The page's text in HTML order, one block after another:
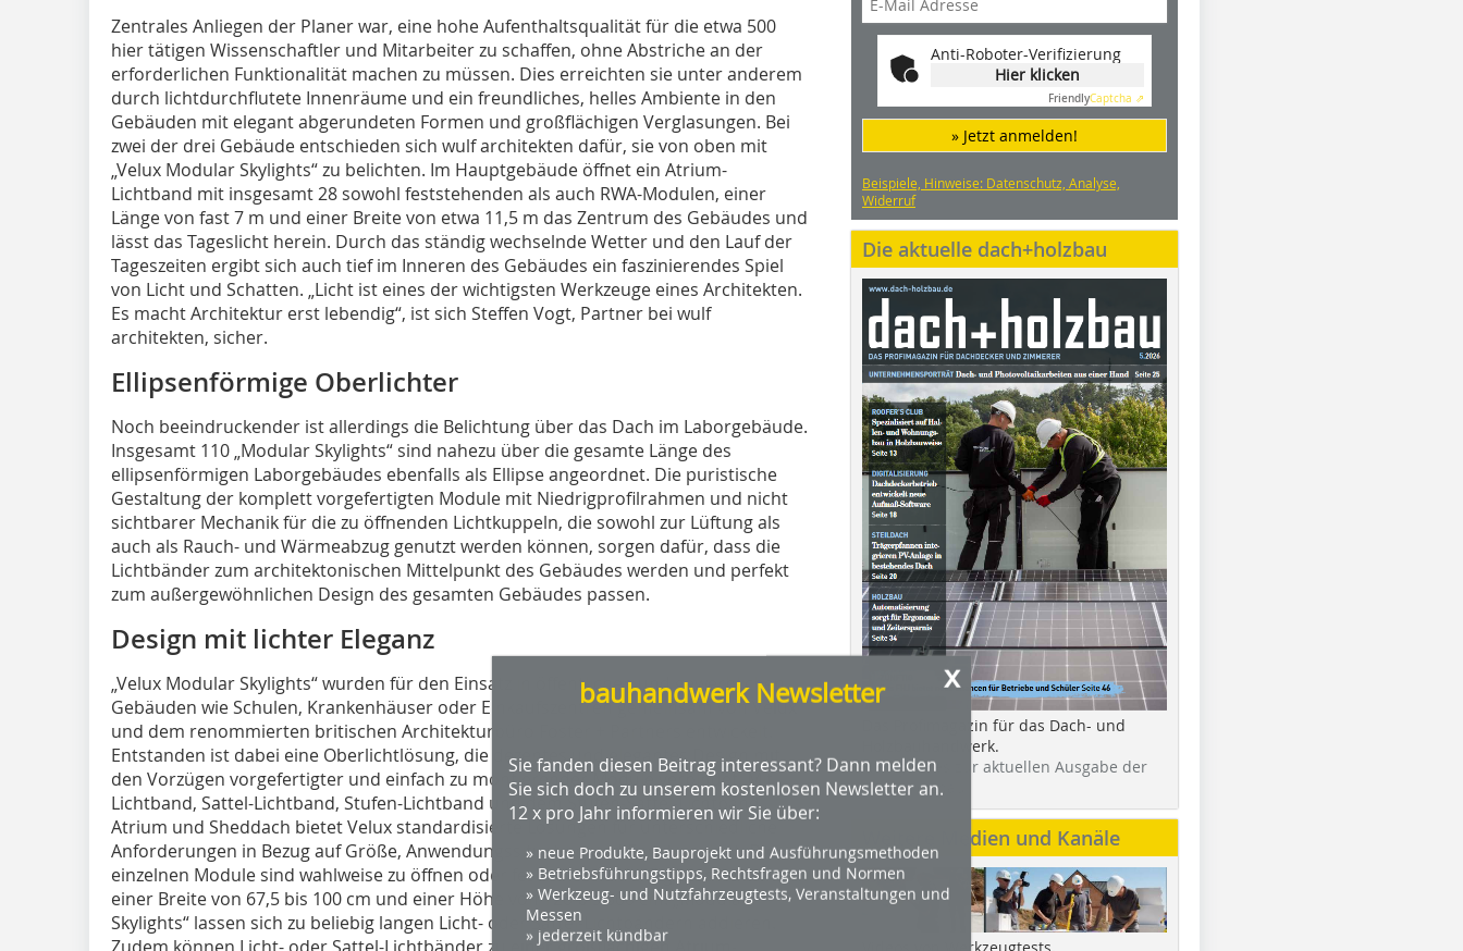
Zentrales Anliegen der Planer war, eine hohe Aufenthaltsqualität für die etwa 500
hier tätigen Wissenschaftler und Mitarbeiter zu schaffen, ohne Abstriche an der
erforderlichen Funktionalität machen zu müssen. Dies erreichten sie unter anderem
durch lichtdurchflutete Innenräume und ein freundliches, helles Ambiente in den
Gebäuden mit elegant abgerundeten Formen und großflächigen Verglasungen. Bei
zwei der drei Gebäude entschieden sich wulf architekten dafür, sie von oben mit
„Velux Modular Skylights“ zu belichten. Im Hauptgebäude öffnet ein Atrium-
Lichtband mit insgesamt 28 sowohl feststehenden als auch RWA-Modulen, einer
Länge von fast 7 m und einer Breite von etwa 11,5 m das Zentrum des Gebäudes und
lässt das Tageslicht herein. Durch das ständig wechselnde Wetter und den Lauf der
Tageszeiten ergibt sich auch tief im Inneren des Gebäudes ein faszinierendes Spiel
von Licht und Schatten. „Licht ist eines der wichtigsten Werkzeuge eines Architekten.
Es macht Architektur erst lebendig“, ist sich Steffen Vogt, Partner bei wulf
architekten, sicher.
Ellipsenförmige Oberlichter
Noch beeindruckender ist allerdings die Belichtung über das Dach im Laborgebäude.
Insgesamt 110 „Modular Skylights“ sind nahezu über die gesamte Länge des
ellipsenförmigen Laborgebäudes ebenfalls als Ellipse angeordnet. Die puristische
Gestaltung der komplett vorgefertigten Module mit Niedrigprofilrahmen und nicht
sichtbarer Mechanik für die zu öffnenden Lichtkuppeln, die sowohl zur Lüftung als
auch als Rauch- und Wärmeabzug genutzt werden können, sorgen dafür, dass die
Lichtbänder zum architektonischen Mittelpunkt des Gebäudes werden und perfekt
zum außergewöhnlichen Design des gesamten Gebäudes passen.
Design mit lichter Eleganz
„Velux Modular Skylights“ wurden für den Einsatz in öffentlichen und gewerblichen
Gebäuden wie Schulen, Krankenhäuser oder Einkaufszentren gemeinsam von Velux
und dem renommierten britischen Architekturbüro Foster + Partners entwickelt.
Entstanden ist dabei eine Oberlichtlösung, die dezentes und elegantes Design mit
den Vorzügen vorgefertigter und einfach zu montierender Module verbindet. Mit
Lichtband, Sattel-Lichtband, Stufen-Lichtband und dem Stufen-Sattel-Lichtband,
Atrium und Sheddach bietet Velux standardisierte Lösungen für unterschiedliche
Anforderungen in Bezug auf Größe, Anwendungssituation und Funktionalität. Die
einzelnen Module sind wahlweise zu öffnen oder feststehend. Verfügbar sind sie in
einer Breite von 67,5 bis 100 cm und einer Höhe von 120 bis 300 cm. „Modular
Skylights“ lassen sich zu beliebig langen Licht- oder Sattel-Lichtbändern addieren.
x
bauhandwerk Newsletter
Sie fanden diesen Beitrag interessant? Dann melden
Sie sich doch zu unserem kostenlosen Newsletter an.
12 x pro Jahr informieren wir Sie über:
» neue Produkte, Bauprojekt und Ausführungsmethoden
» Betriebsführungstipps, Rechtsfragen und Normen
» Werkzeug- und Nutzfahrzeugtests, Veranstaltungen und
Messen
» jederzeit kündbar
Anti-Roboter-Verifizierung
Hier klicken
FriendlyCaptcha ⇗
» Jetzt anmelden!
Beispiele, Hinweise: Datenschutz, Analyse,
Widerruf
Die aktuelle dach+holzbau
Das Profimagazin für das Dach- und
Holzbauhandwerk.
Hier geht es zur aktuellen Ausgabe der
dach+holzbau.
Weitere Medien und Kanäle
Videos von Werkzeugtests,